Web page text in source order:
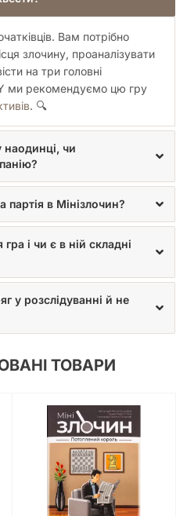
слідства без зайвих
злочину, що служить
та візуалізації подій.
допоможуть розплутати
якщо ви відчуєте, що
і не зіпсували собі
розслідування для
щоб помітити те, що випустили
логіки зрозуміти, чому
закінчилися»? Станьте тим,
Вам потрібно
злочину, проаналізувати
на три головні
ми рекомендуємо цю гру
. 🔍
чи
партія в Мінізлочин?
і чи є в ній складні
у розслідуванні й не
ТОВАРИ